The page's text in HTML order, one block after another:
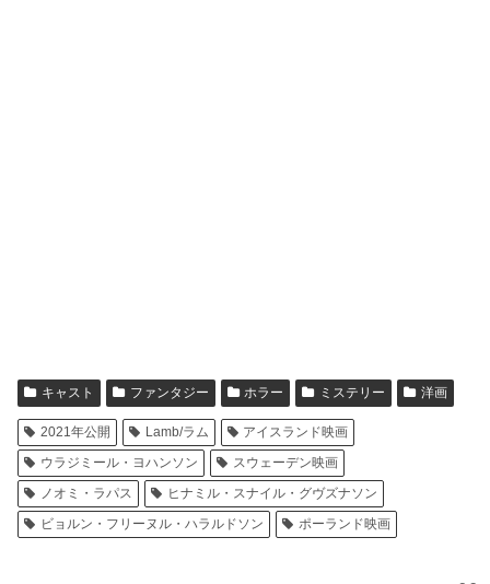
キャスト ファンタジー ホラー ミステリー 洋画
2021年公開 Lamb/ラム
アイスランド映画
ウラジミール・ヨハンソン
スウェーデン映画
ノオミ・ラパス
ヒナミル・スナイル・グヴズナソン
ビョルン・フリーヌル・ハラルドソン
ポーランド映画